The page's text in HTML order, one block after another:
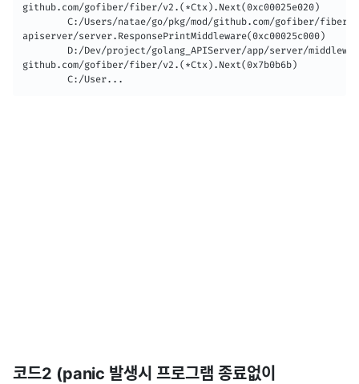
github.com/gofiber/fiber/v2.(*Ctx).Next(0xc00025e020)
C:/Users/natae/go/pkg/mod/github.com/gofiber/fiber/
apiserver/server.ResponsePrintMiddleware(0xc00025c000)
D:/Dev/project/golang_APIServer/app/server/
github.com/gofiber/fiber/v2.(*Ctx).Next(0x7b0b6b)
        C:/User...
코드2 (panic 발생시 프로그램 종료없이